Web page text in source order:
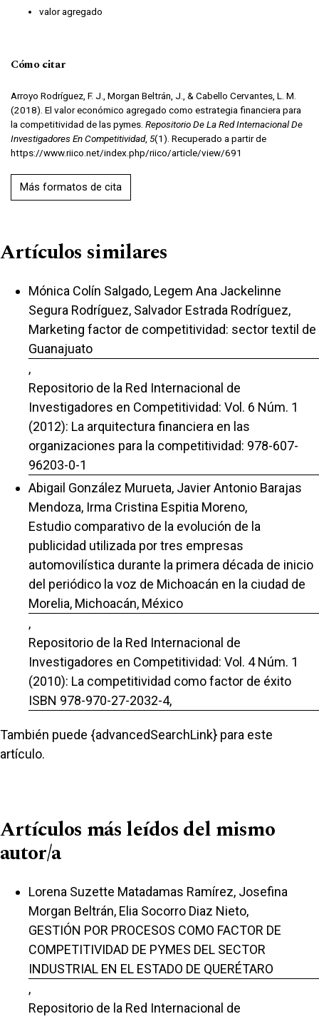
valor agregado
Cómo citar
Arroyo Rodríguez, F. J., Morgan Beltrán, J., & Cabello Cervantes, L. M.
(2018). El valor económico agregado como estrategia financiera para
la competitividad de las pymes. Repositorio De La Red Internacional De
Investigadores En Competitividad, 5(1). Recuperado a partir de
https://www.riico.net/index.php/riico/article/view/691
Más formatos de cita
Artículos similares
Mónica Colín Salgado, Legem Ana Jackelinne
Segura Rodríguez, Salvador Estrada Rodríguez,
Marketing factor de competitividad: sector textil de
Guanajuato
,
Repositorio de la Red Internacional de
Investigadores en Competitividad: Vol. 6 Núm. 1
(2012): La arquitectura financiera en las
organizaciones para la competitividad: 978-607-
96203-0-1
Abigail González Murueta, Javier Antonio Barajas
Mendoza, Irma Cristina Espitia Moreno,
Estudio comparativo de la evolución de la
publicidad utilizada por tres empresas
automovilística durante la primera década de inicio
del periódico la voz de Michoacán en la ciudad de
Morelia, Michoacán, México
,
Repositorio de la Red Internacional de
Investigadores en Competitividad: Vol. 4 Núm. 1
(2010): La competitividad como factor de éxito
ISBN 978-970-27-2032-4,
También puede {advancedSearchLink} para este
artículo.
Artículos más leídos del mismo
autor/a
Lorena Suzette Matadamas Ramírez, Josefina
Morgan Beltrán, Elia Socorro Diaz Nieto,
GESTIÓN POR PROCESOS COMO FACTOR DE
COMPETITIVIDAD DE PYMES DEL SECTOR
INDUSTRIAL EN EL ESTADO DE QUERÉTARO
,
Repositorio de la Red Internacional de